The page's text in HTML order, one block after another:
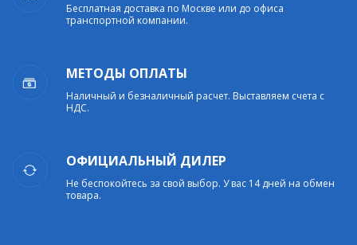
Бесплатная доставка по Москве или до офиса
транспортной компании.
МЕТОДЫ ОПЛАТЫ
Наличный и безналичный расчет. Выставляем счета с
НДС.
ОФИЦИАЛЬНЫЙ ДИЛЕР
Не беспокойтесь за свой выбор. У вас 14 дней на обмен
товара.